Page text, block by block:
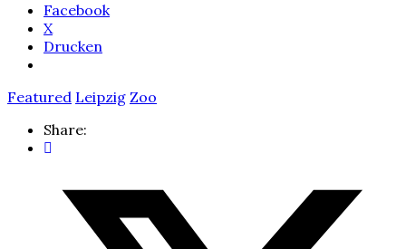
Facebook
X
Drucken
Featured Leipzig Zoo
Share: